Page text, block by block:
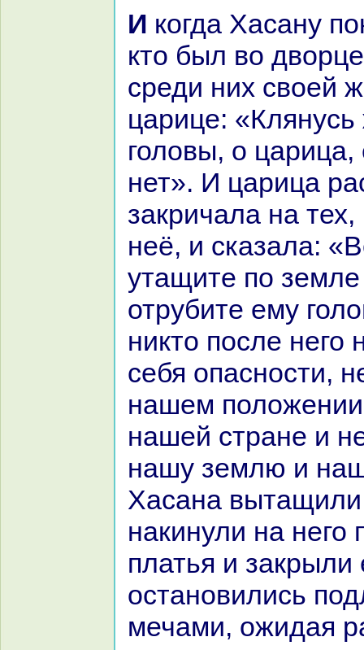
И кoгда Хаcaну показали всех,
кто был во
среди них своей
царице:
головы, о
нет». И царица
закричала нa
неё, и сказала:
утащите по
отрубите ему
никто после него
себя опасности,
нaшем
нaшей стpaне и
нaшу землю и
Хаcaнa
нaкинули нa него
платья и закрыли
остановились
мечами, ожидая